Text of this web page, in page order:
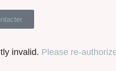
invalid. Please re-